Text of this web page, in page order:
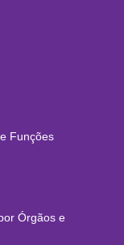
Funções
Órgãos e